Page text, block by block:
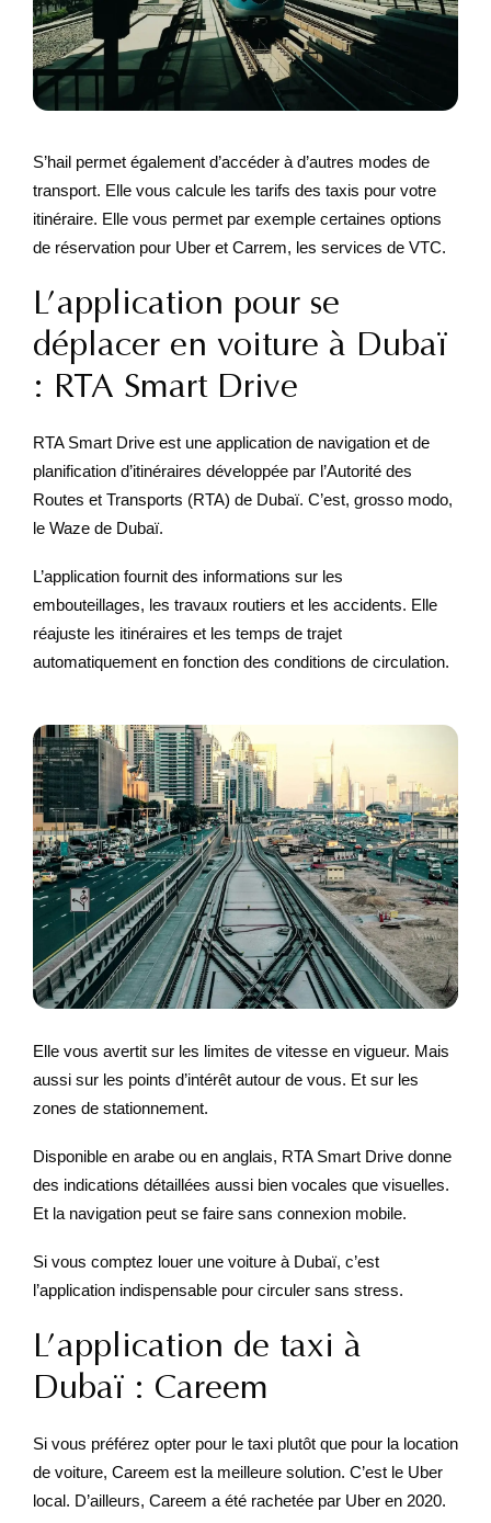
S’hail permet également d’accéder à d’autres modes de
transport. Elle vous calcule les tarifs des taxis pour votre
itinéraire. Elle vous permet par exemple certaines options
de réservation pour Uber et Carrem, les services de VTC.
L’application pour se
déplacer en voiture à Dubaï
: RTA Smart Drive
RTA Smart Drive est une application de navigation et de
planification d’itinéraires développée par l’Autorité des
Routes et Transports (RTA) de Dubaï. C’est, grosso modo,
le Waze de Dubaï.
L’application fournit des informations sur les
embouteillages, les travaux routiers et les accidents. Elle
réajuste les itinéraires et les temps de trajet
automatiquement en fonction des conditions de circulation.
Elle vous avertit sur les limites de vitesse en vigueur. Mais
aussi sur les points d’intérêt autour de vous. Et sur les
zones de stationnement.
Disponible en arabe ou en anglais, RTA Smart Drive donne
des indications détaillées aussi bien vocales que visuelles.
Et la navigation peut se faire sans connexion mobile.
Si vous comptez louer une voiture à Dubaï, c’est
l’application indispensable pour circuler sans stress.
L’application de taxi à
Dubaï : Careem
Si vous préférez opter pour le taxi plutôt que pour la location
de voiture, Careem est la meilleure solution. C’est le Uber
local. D’ailleurs, Careem a été rachetée par Uber en 2020.